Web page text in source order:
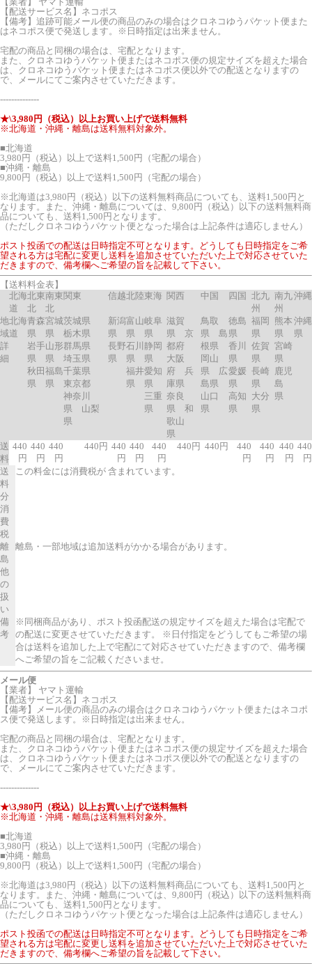
【配送サービス名】ネコポス
【備考】追跡可能メール便の商品のみの場合はクロネコゆうパケット便また
はネコポス便で発送します。※日時指定は出来ません。
宅配の商品と同梱の場合は、宅配となります。
また、クロネコゆうパケット便またはネコポス便の規定サイズを超えた場合
は、クロネコゆうパケット便またはネコポス便以外での配送となりますの
で、メールにてご案内させていただきます。
--------------
★\3,980円（税込）以上お買い上げで送料無料
※北海道・沖縄・離島は送料無料対象外。
■北海道
3,980円（税込）以上で送料1,500円（宅配の場合）
■沖縄・離島
9,800円（税込）以上で送料1,500円（宅配の場合）
※北海道は3,980円（税込）以下の送料無料商品についても、送料1,500円と
なります。また、沖縄・離島については、9,800円（税込）以下の送料無料商
品についても、送料1,500円となります。
（ただしクロネコゆうパケット便となった場合は上記条件は適応しません）
ポスト投函での配送は日時指定不可となります。どうしても日時指定をご希
望される方は宅配に変更し送料を追加させていただいた上で対応させていた
だきますので、備考欄へご希望の旨を記載して下さい。
【送料料金表】
北海
道
北東
北
南東
北
関東 信越北陸東海 関西 中国 四国 北九
州
南九
州
沖縄
地
域
詳
細
北海
道
青森
県
岩手
県
秋田
県
宮城
県
山形
県
福島
県
茨城県
栃木県
群馬県
埼玉県
千葉県
東京都
神奈川
県 山梨
県
新潟
県
長野
県
富山
県
石川
県
福井
県
岐阜
県
静岡
県
愛知
県
三重
県
滋賀
県 京
都府
大阪
府 兵
庫県
奈良
県 和
歌山
県
鳥取
県 島
根県
岡山
県 広
島県
山口
県
徳島
県
香川
県
愛媛
県
高知
県
福岡
県
佐賀
県
長崎
県
大分
県
熊本
県
宮崎
県
鹿児
島
県
沖縄
県
送
料
440
円
440
円
440
円
440円 440
円
440
円
440
円
440円 440円
440
円
440
円
440
円
440
円
送
料
分
消
費
税
この料金には消費税が 含まれています。
離
島
他
の
扱
い
離島・一部地域は追加送料がかかる場合があります。
備
考
※同梱商品があり、ポスト投函配送の規定サイズを超えた場合は宅配で
の配送に変更させていただきます。 ※日付指定をどうしてもご希望の場
合は送料を追加した上で宅配にて対応させていただきますので、備考欄
へご希望の旨をご記載くださいませ。
メール便
【業者】 ヤマト運輸
【配送サービス名】ネコポス
【備考】メール便の商品のみの場合はクロネコゆうパケット便またはネコポ
ス便で発送します。※日時指定は出来ません。
宅配の商品と同梱の場合は、宅配となります。
また、クロネコゆうパケット便またはネコポス便の規定サイズを超えた場合
は、クロネコゆうパケット便またはネコポス便以外での配送となりますの
で、メールにてご案内させていただきます。
--------------
★\3,980円（税込）以上お買い上げで送料無料
※北海道・沖縄・離島は送料無料対象外。
■北海道
3,980円（税込）以上で送料1,500円（宅配の場合）
■沖縄・離島
9,800円（税込）以上で送料1,500円（宅配の場合）
※北海道は3,980円（税込）以下の送料無料商品についても、送料1,500円と
なります。また、沖縄・離島については、9,800円（税込）以下の送料無料商
品についても、送料1,500円となります。
（ただしクロネコゆうパケット便となった場合は上記条件は適応しません）
ポスト投函での配送は日時指定不可となります。どうしても日時指定をご希
望される方は宅配に変更し送料を追加させていただいた上で対応させていた
だきますので、備考欄へご希望の旨を記載して下さい。